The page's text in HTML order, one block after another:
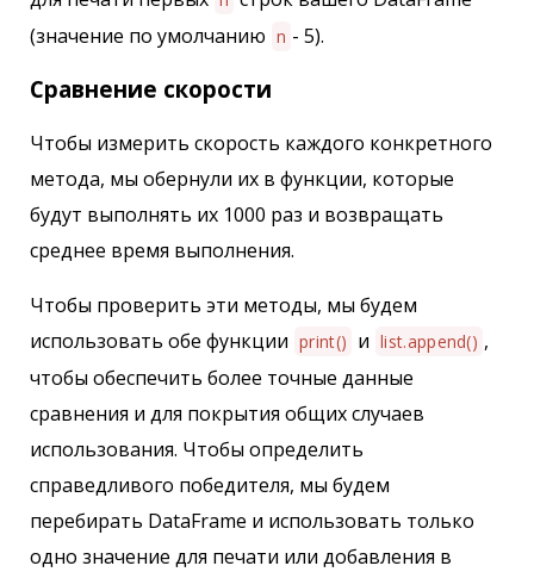
(значение по умолчанию n - 5).
Сравнение скорости
Чтобы измерить скорость каждого конкретного
метода, мы обернули их в функции, которые
будут выполнять их 1000 раз и возвращать
среднее время выполнения.
Чтобы проверить эти методы, мы будем
использовать обе функции print() и list.append() ,
чтобы обеспечить более точные данные
сравнения и для покрытия общих случаев
использования. Чтобы определить
справедливого победителя, мы будем
перебирать DataFrame и использовать только
одно значение для печати или добавления в